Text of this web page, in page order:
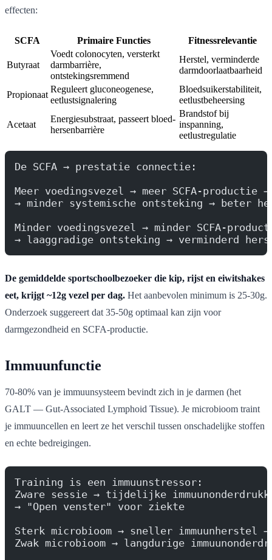
effecten:
SCFA Primaire Functies Fitnessrelevantie
Butyraat
Voedt colonocyten, versterkt
darmbarrière,
ontstekingsremmend
Herstel, verminderde
darmdoorlaatbaarheid
Propionaat
Reguleert gluconeogenese,
eetlustsignalering
Bloedsuikerstabiliteit,
eetlustbeheersing
Acetaat
Energiesubstraat, passeert bloed-
hersenbarrière
Brandstof bij
inspanning,
eetlustregulatie
De SCFA → prestatie connectie:
Meer voedingsvezel → meer SCFA-productie
→ minder systemische ontsteking → beter
Minder voedingsvezel → minder SCFA-
→ laaggradige ontsteking → verminderd
De gemiddelde sportschoolbezoeker die kip, rijst en eiwitshakes
eet, krijgt ~12g vezel per dag. Het aanbevolen minimum is 25-30g.
Onderzoek suggereert dat 35-50g optimaal kan zijn voor
darmgezondheid en SCFA-productie.
Immuunfunctie
70-80% van je immuunsysteem bevindt zich in je darmen (het
GALT — Gut-Associated Lymphoid Tissue). Je microbioom traint
je immuuncellen en leert ze het verschil tussen onschadelijke stoffen
en echte bedreigingen.
Training is een immuunstressor:
Zware sessie → tijdelijke
→ "Open venster" voor ziekte
Sterk microbioom → sneller immuunherstel
Zwak microbioom → langdurige